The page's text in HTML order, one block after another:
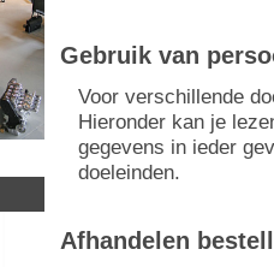
Gebruik van
Voor verschillende
Hieronder kan je
gegevens in ieder
doeleinden.
Afhandelen